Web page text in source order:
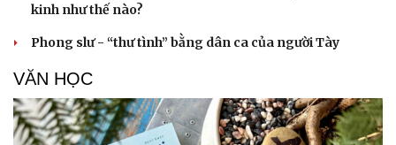
kinh như thế nào?
Phong slư - “thư tình” bằng dân ca của người Tày
VĂN HỌC